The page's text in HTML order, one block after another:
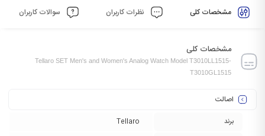
مشخصات کلی نظرات کاربران سوالات کاربران
مشخصات کلی
Tellaro SET Men's and Women's Analog Watch Model T3010LL1515-
T3010GL1515
اصالت
برند
Tellaro